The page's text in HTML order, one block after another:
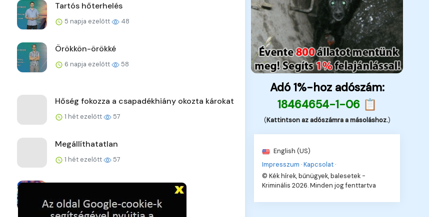
Tartós hőterhelés
5 napja ezelőtt 48
Örökkön-örökké
6 napja ezelőtt 58
Hőség fokozza a csapadékhiány okozta károkat
1 hét ezelőtt 57
Megállíthatatlan
1 hét ezelőtt 57
Kemény játékok Lengyelországban
1 hét ezelőtt 59
Adó 1%-hoz adószám:
18464654-1-06 📋
(Kattintson az adószámra a másoláshoz.)
English (US)
Impresszum ·Kapcsolat ·
© Kék hírek, bűnügyek, balesetek -
Kriminális 2026. Minden jog fenttartva